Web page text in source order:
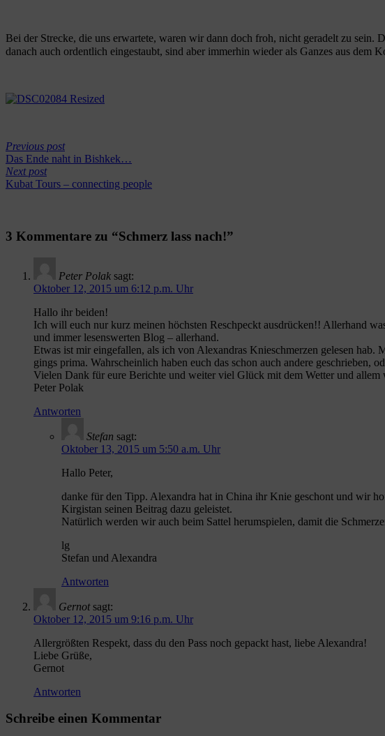
Bei der Strecke, die uns erwartete, waren wir dann doch froh, nicht geradelt zu sein.
danach auch ordentlich eingestaubt, sind aber immerhin wieder als Ganzes aus dem
Previous post
Das Ende naht in Bishkek…
Next post
Kubat Tours – connecting people
3 Kommentare zu “Schmerz lass nach!”
Peter Polak sagt:
Oktober 12, 2015 um 6:12 p.m. Uhr
Hallo ihr beiden!
Ich will euch nur kurz meinen höchsten Reschpeckt ausdrücken!! Allerhand
und immer lesenswerten Blog – allerhand.
Etwas ist mir eingefallen, als ich von Alexandras Knieschmerzen gelesen
gings prima. Wahrscheinlich haben euch das schon auch andere
Vielen Dank für eure Berichte und weiter viel Glück mit dem Wetter und allem
Peter Polak
Antworten
Stefan sagt:
Oktober 13, 2015 um 5:50 a.m. Uhr
Hallo Peter,
danke für den Tipp. Alexandra hat in China ihr Knie geschont und wir
Kirgistan seinen Beitrag dazu geleistet.
Natürlich werden wir auch beim Sattel herumspielen, damit die
lg
Stefan und Alexandra
Antworten
Gernot sagt:
Oktober 12, 2015 um 9:16 p.m. Uhr
Allergrößten Respekt, dass du den Pass noch gepackt hast, liebe Alexandra!
Liebe Grüße,
Gernot
Antworten
Schreibe einen Kommentar